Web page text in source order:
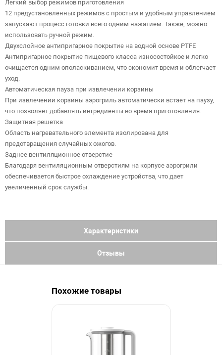
Легкий выбор режимов приготовления
12 предустановленных режимов с простым и удобным управлением
запускают процесс готовки всего одним нажатием. Также, можно
использовать ручной режим.
Двухслойное антипригарное покрытие на водной основе PTFE
Антипригарное покрытие пищевого класса износостойкое и легко
очищается одним ополаскиванием, что экономит время и облегчает
уход.
Автоматическая пауза при извлечении корзины
При извлечении корзины аэрогриль автоматически встает на паузу,
что позволяет добавлять ингредиенты во время приготовления.
Защитная решетка
Область нагревательного элемента изолирована для
предотвращения случайных ожогов.
Заднее вентиляционное отверстие
Благодаря вентиляционным отверстиям на корпусе аэрогрили
обеспечивается быстрое охлаждение устройства, что дает
увеличенный срок службы.
Характеристики
Отзывы
Похожие товары